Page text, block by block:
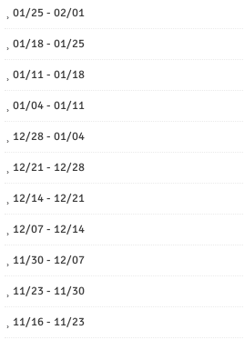
01/25 - 02/01
01/18 - 01/25
01/11 - 01/18
01/04 - 01/11
12/28 - 01/04
12/21 - 12/28
12/14 - 12/21
12/07 - 12/14
11/30 - 12/07
11/23 - 11/30
11/16 - 11/23